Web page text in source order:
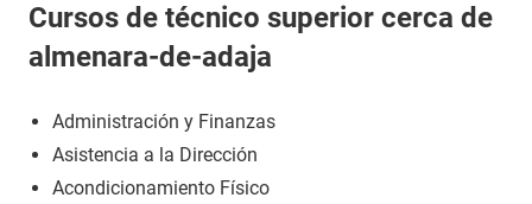
Cursos de técnico superior cerca de
almenara-de-adaja
Administración y Finanzas
Asistencia a la Dirección
Acondicionamiento Físico